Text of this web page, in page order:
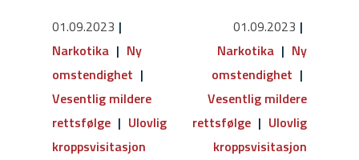
01.09.2023
Narkotika
Ny
omstendighet
Vesentlig mildere
rettsfølge
Ulovlig
kroppsvisitasjon
01.09.2023
Narkotika
Ny
omstendighet
Vesentlig mildere
rettsfølge
Ulovlig
kroppsvisitasjon